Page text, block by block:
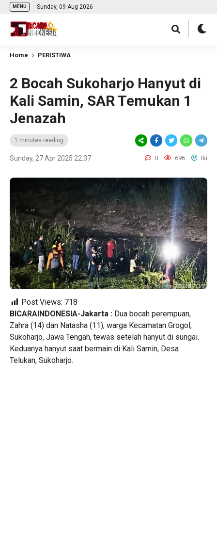
MENU Sunday, 09 Aug 2026
Home PERISTIWA
2 Bocah Sukoharjo Hanyut di
Kali Samin, SAR Temukan 1
Jenazah
1 minutes reading
Sunday, 27 Apr 2025 22:37 0 696 Iki
Post Views: 718
BICARAINDONESIA-Jakarta : Dua bocah perempuan,
Zahra (14) dan Natasha (11), warga Kecamatan Grogol,
Sukoharjo, Jawa Tengah, tewas setelah hanyut di sungai.
Keduanya hanyut saat bermain di Kali Samin, Desa
Telukan, Sukoharjo.